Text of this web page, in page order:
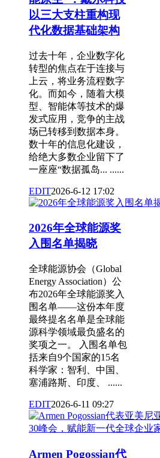
以三大支柱重构现
代化数据基础架构
过去十年，企业数字化
转型的焦点在于连接与
上云，将业务流程数字
化。而如今，随着大模
型、智能体等技术的爆
发式应用，竞争的主战
场已转移到数据本身。
数十年的信息化建设，
给绝大多数企业留下了
一座座“数据孤岛... ......
EDIT2026-6-12 17:02
2026年全球能源奖
入围名单揭晓
全球能源协会（Global
Energy Association）公
布2026年全球能源奖入
围名单——这份本年度
最终提名名单是全球能
源科学领域最负盛名的
奖项之一。 入围名单包
括来自9个国家的15名
科学家：智利、中国、
塞浦路斯、印度、 ......
EDIT2026-6-11 09:27
Armen Pogossian代